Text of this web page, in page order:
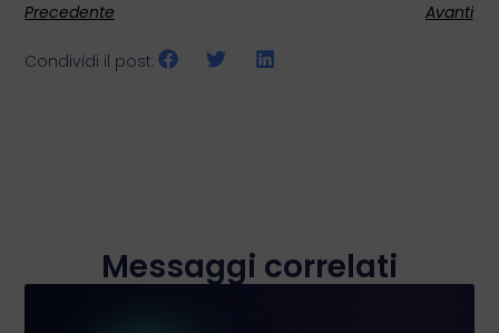
Precedente Avanti
Condividi il post:
Messaggi correlati